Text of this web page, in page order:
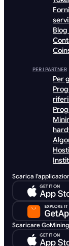
PER I PARTNER
Per
Scarica
Scaricare